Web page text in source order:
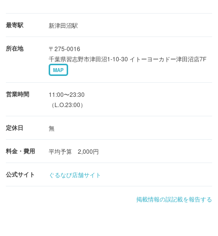
最寄駅 新津田沼駅
所在地
〒275-0016
千葉県習志野市津田沼1-10-30 イトーヨーカドー津田沼店7F
MAP
営業時間
11:00〜23:30
（L.O.23:00）
定休日 無
料金・費用 平均予算 2,000円
公式サイト ぐるなび店舗サイト
掲載情報の誤記載を報告する